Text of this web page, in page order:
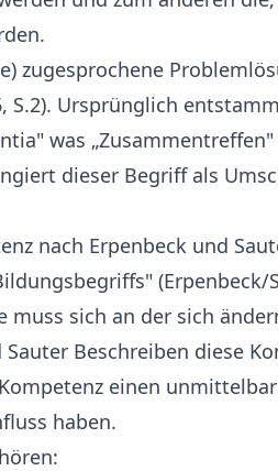
zugesprochene
S.2). Ursprünglich
was
dieser Begriff als
nach Erpenbeck und
(Erpenbeck/
sich an der sich
Beschreiben diese
einen
haben.